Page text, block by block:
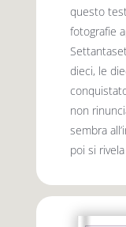
questo
fotografie
dieci, le
non
sembra
poi si